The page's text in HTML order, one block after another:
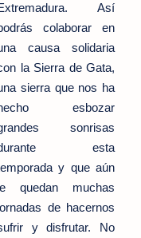
Así
colaborar en
causa solidaria
la Sierra de Gata,
sierra que nos ha
esbozar
sonrisas
esta
y que aún
le quedan muchas
de hacernos
y disfrutar. No